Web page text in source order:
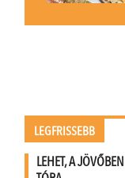
LEGFRISSEBB
LEHET, A